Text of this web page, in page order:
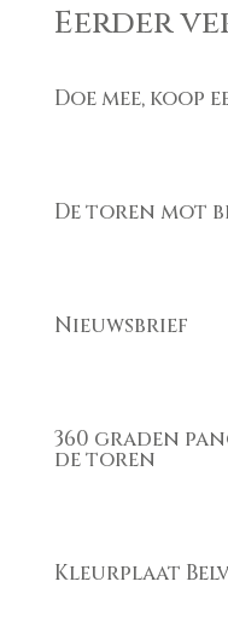
Eerder
Doe mee, koop
De toren mot
Nieuwsbrief
360 graden
de toren
Kleurplaat